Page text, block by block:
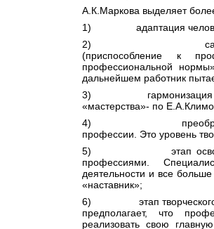
А.К.Маркова выделяет
1) адаптация
2)
(приспособление к
профессиональной
дальнейшем работник
3) гармонизация
«мастерства»- по
4)
профессии. Это уровень
5) этап освоения
профессиями.
деятельности и все
«наставник»;
6) этап творческого
предполагает, что
реализовать свою